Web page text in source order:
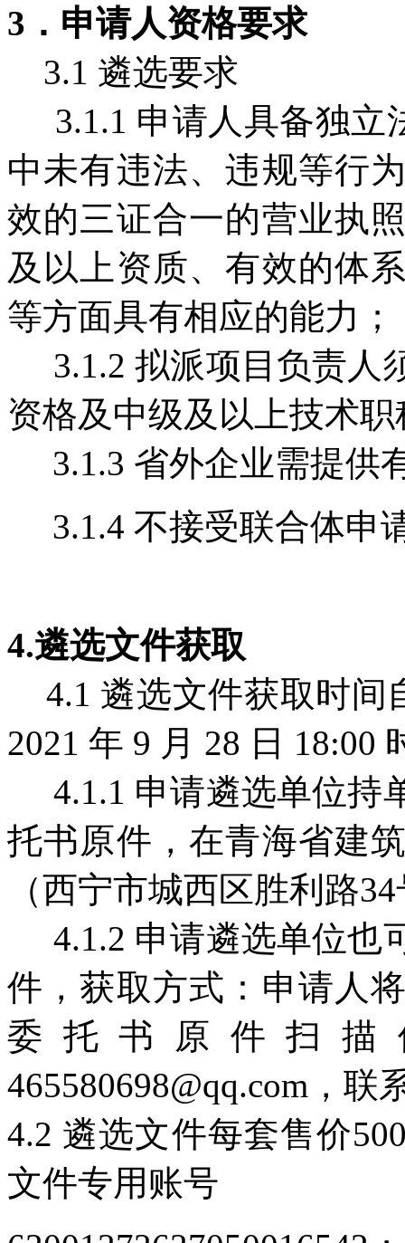
3．申请人资格要求
3.1 遴选要求
3.1.1 申请人具备独立
中未有违法、违规等行
效的三证合一的营业执
及以上资质、有效的体
等方面具有相应的能力；
3.1.2 拟派项目负责人
资格及中级及以上技术职
3.1.3 省外企业需提供
3.1.4 不接受联合体申
4.遴选文件获取
4.1 遴选文件获取时间
2021 年 9 月 28 日 18:00
4.1.1 申请遴选单位持
托书原件，在青海省建
（西宁市城西区胜利路
4.1.2 申请遴选单位也
件，获取方式：申请人
委托书原件扫描
465580698@qq.com，
4.2 遴选文件每套售价
文件专用账号